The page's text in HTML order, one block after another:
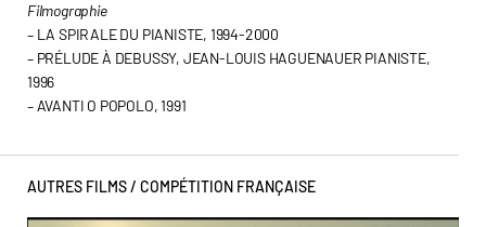
Filmographie
– LA SPIRALE DU PIANISTE, 1994-2000
– PRÉLUDE À DEBUSSY, JEAN-LOUIS HAGUENAUER PIANISTE,
1996
– AVANTI O POPOLO, 1991
AUTRES FILMS / COMPÉTITION FRANÇAISE